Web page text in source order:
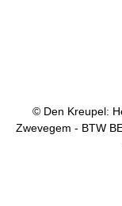
© Den Kreupel:
Zwevegem - BTW